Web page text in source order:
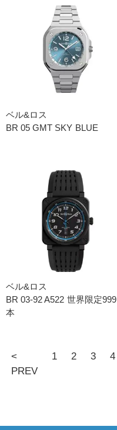
ベル&ロス
BR 05 GMT SKY BLUE
ベル&ロス
BR 03-92 A522 世界限定999
本
<
PREV
1 2 3 4